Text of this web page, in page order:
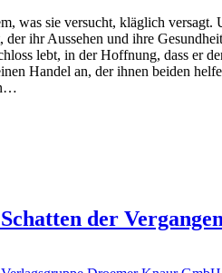
was sie versucht, kläglich
ihr Aussehen und ihre
lebt, in der Hoffnung, dass er
Handel an, der ihnen beiden
der